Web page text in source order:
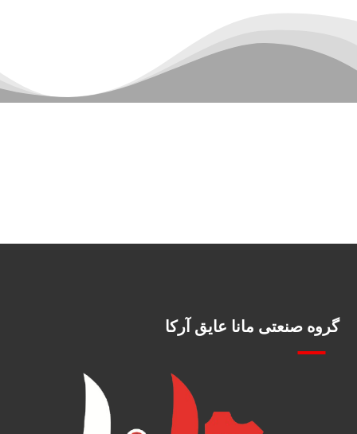
گروه صنعتی مانا عایق آرکا